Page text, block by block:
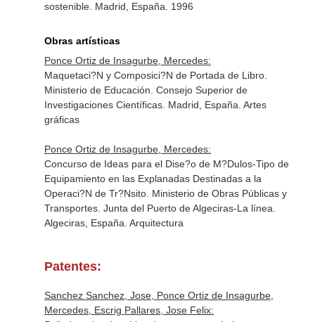
sostenible. Madrid, España. 1996
Obras artísticas
Ponce Ortiz de Insagurbe, Mercedes:
Maquetaci?N y Composici?N de Portada de Libro.
Ministerio de Educación. Consejo Superior de
Investigaciones Científicas. Madrid, España. Artes
gráficas
Ponce Ortiz de Insagurbe, Mercedes:
Concurso de Ideas para el Dise?o de M?Dulos-Tipo de
Equipamiento en las Explanadas Destinadas a la
Operaci?N de Tr?Nsito. Ministerio de Obras Públicas y
Transportes. Junta del Puerto de Algeciras-La línea.
Algeciras, España. Arquitectura
Patentes:
Sanchez Sanchez, Jose, Ponce Ortiz de Insagurbe,
Mercedes, Escrig Pallares, Jose Felix: